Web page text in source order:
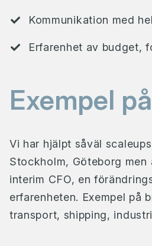
Kommunikation med
Erfarenhet av budget,
Exempel
Vi har hjälpt såväl
Stockholm, Göteborg
interim CFO, en
erfarenheten. Exempel på
transport, shipping,